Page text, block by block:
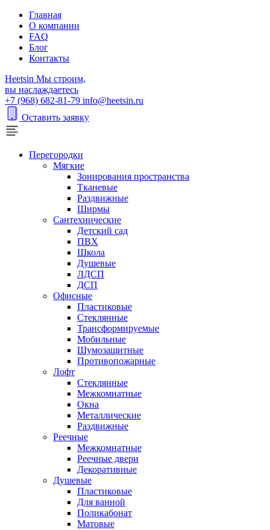
Главная
О компании
FAQ
Блог
Контакты
Heetsin Мы строим,
вы наслаждаетесь
+7 (968) 682-81-79 info@heetsin.ru
Оставить заявку
Перегородки
Мягкие
Зонирования пространства
Тканевые
Раздвижные
Ширмы
Сантехнические
Детский сад
ПВХ
Школа
Душевые
ЛДСП
ДСП
Офисные
Пластиковые
Стеклянные
Трансформируемые
Мобильные
Шумозащитные
Противопожарные
Лофт
Стеклянные
Межкомнатные
Окна
Металлические
Раздвижные
Реечные
Межкомнатные
Реечные двери
Декоративные
Душевые
Пластиковые
Для ванной
Поликабонат
Матовые